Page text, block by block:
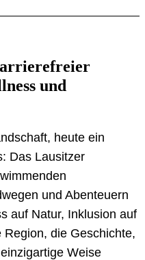
und
heute ein
Das Lausitzer
und Abenteuern
auf Natur, Inklusion auf
die Geschichte,
Weise